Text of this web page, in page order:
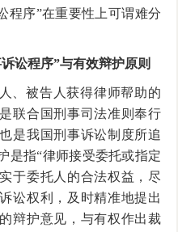
程序”在重要性上可谓难分
讼程序”与有效辩护原则
、被告人获得律师帮助的
联合国刑事司法准则奉行
是我国刑事诉讼制度所追
是指“律师接受委托或指定
于委托人的合法权益，尽
讼权利，及时精准地提出
辩护意见，与有权作出裁